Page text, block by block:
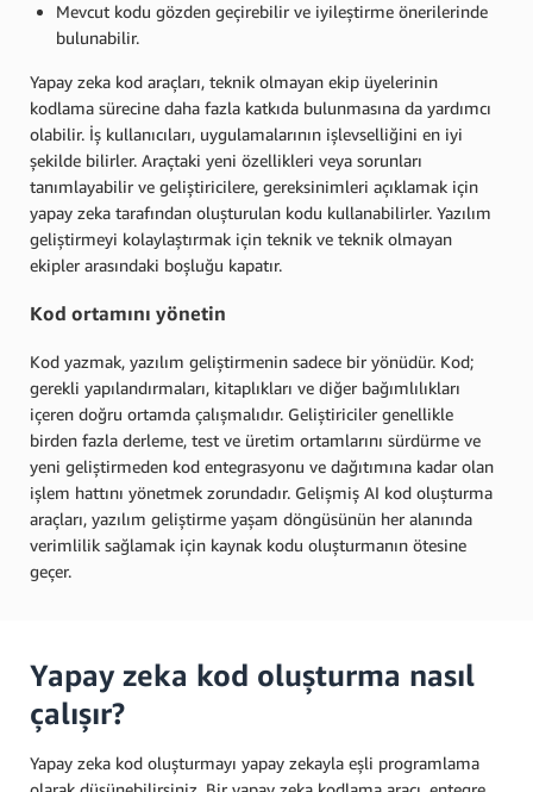
Mevcut kodu gözden geçirebilir ve iyileştirme önerilerinde
bulunabilir.
Yapay zeka kod araçları, teknik olmayan ekip üyelerinin
kodlama sürecine daha fazla katkıda bulunmasına da yardımcı
olabilir. İş kullanıcıları, uygulamalarının işlevselliğini en iyi
şekilde bilirler. Araçtaki yeni özellikleri veya sorunları
tanımlayabilir ve geliştiricilere, gereksinimleri açıklamak için
yapay zeka tarafından oluşturulan kodu kullanabilirler. Yazılım
geliştirmeyi kolaylaştırmak için teknik ve teknik olmayan
ekipler arasındaki boşluğu kapatır.
Kod ortamını yönetin
Kod yazmak, yazılım geliştirmenin sadece bir yönüdür. Kod;
gerekli yapılandırmaları, kitaplıkları ve diğer bağımlılıkları
içeren doğru ortamda çalışmalıdır. Geliştiriciler genellikle
birden fazla derleme, test ve üretim ortamlarını sürdürme ve
yeni geliştirmeden kod entegrasyonu ve dağıtımına kadar olan
işlem hattını yönetmek zorundadır. Gelişmiş AI kod oluşturma
araçları, yazılım geliştirme yaşam döngüsünün her alanında
verimlilik sağlamak için kaynak kodu oluşturmanın ötesine
geçer.
Yapay zeka kod oluşturma nasıl
çalışır?
Yapay zeka kod oluşturmayı yapay zekayla eşli programlama